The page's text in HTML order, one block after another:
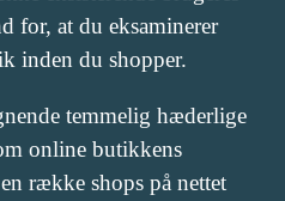
for, at du eksaminerer
inden du shopper.
temmelig hæderlige
online butikkens
række shops på nettet